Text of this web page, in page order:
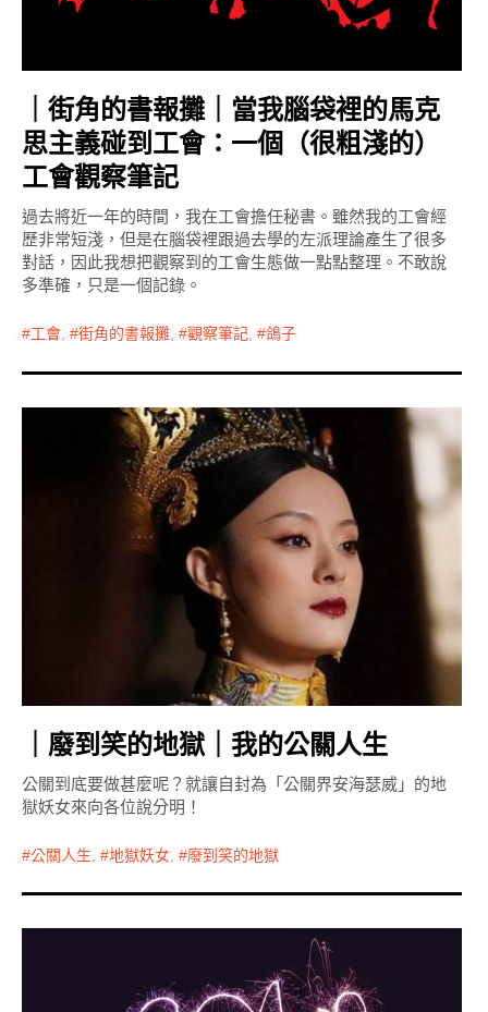
｜街角的書報攤｜當我腦袋裡的馬克
思主義碰到工會：一個（很粗淺的）
工會觀察筆記
過去將近一年的時間，我在工會擔任秘書。雖然我的工會經
歷非常短淺，但是在腦袋裡跟過去學的左派理論產生了很多
對話，因此我想把觀察到的工會生態做一點點整理。不敢說
多準確，只是一個記錄。
工會 , 街角的書報攤 , 觀察筆記 , 鴿子
｜廢到笑的地獄｜我的公關人生
公關到底要做甚麼呢？就讓自封為「公關界安海瑟威」的地
獄妖女來向各位說分明！
公關人生 , 地獄妖女 , 廢到笑的地獄